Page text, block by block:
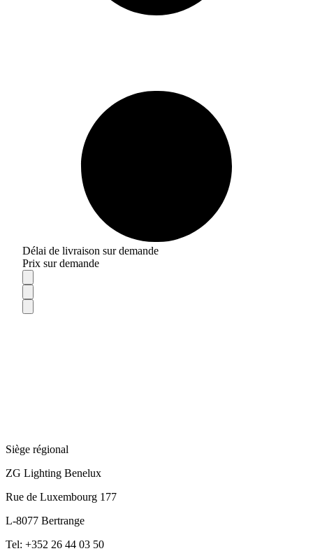
Délai de livraison sur demande
Prix sur demande
Siège régional
ZG Lighting Benelux
Rue de Luxembourg 177
L-8077 Bertrange
Tel: +352 26 44 03 50